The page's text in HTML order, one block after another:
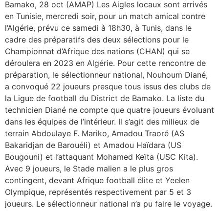
Bamako, 28 oct (AMAP) Les Aigles locaux sont arrivés
en Tunisie, mercredi soir, pour un match amical contre
l’Algérie, prévu ce samedi à 18h30, à Tunis, dans le
cadre des préparatifs des deux sélections pour le
Championnat d’Afrique des nations (CHAN) qui se
déroulera en 2023 en Algérie. Pour cette rencontre de
préparation, le sélectionneur national, Nouhoum Diané,
a convoqué 22 joueurs presque tous issus des clubs de
la Ligue de football du District de Bamako. La liste du
technicien Diané ne compte que quatre joueurs évoluant
dans les équipes de l’intérieur. Il s’agit des milieux de
terrain Abdoulaye F. Mariko, Amadou Traoré (AS
Bakaridjan de Barouéli) et Amadou Haïdara (US
Bougouni) et l’attaquant Mohamed Keïta (USC Kita).
Avec 9 joueurs, le Stade malien a le plus gros
contingent, devant Afrique football élite et Yeelen
Olympique, représentés respectivement par 5 et 3
joueurs. Le sélectionneur national n’a pu faire le voyage.